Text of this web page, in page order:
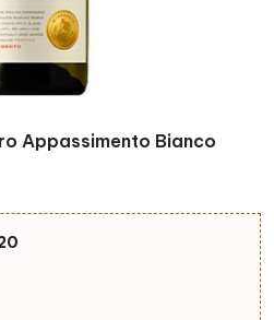
Appassimento Bianco